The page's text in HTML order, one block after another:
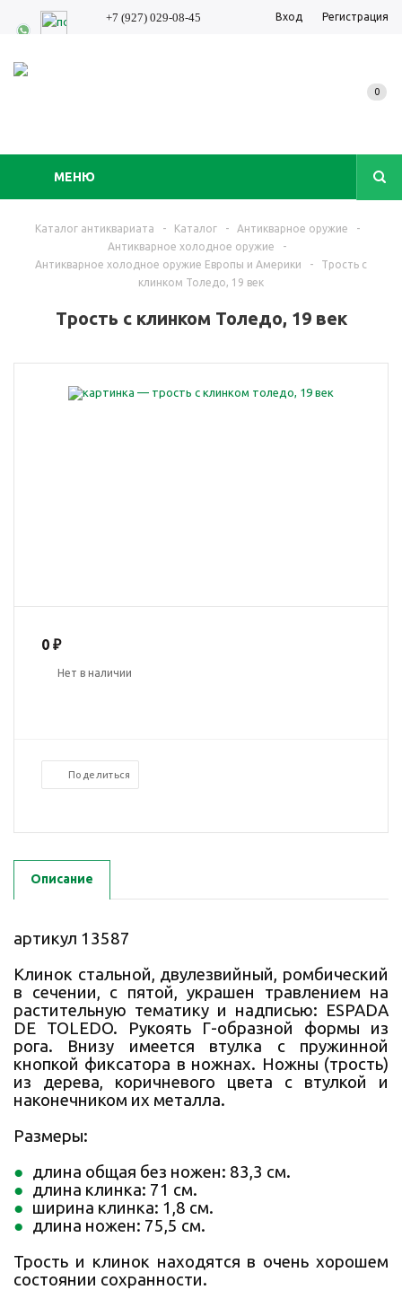
+7 (927) 029-08-45 Вход Регистрация
МЕНЮ
0
Каталог антиквариата - Каталог - Антикварное оружие
-
Антикварное холодное оружие
-
Антикварное холодное оружие Европы и Америки
-
Трость с
клинком Толедо, 19 век
Трость с клинком Толедо, 19 век
0 ₽
Нет в наличии
Поделиться
Описание
артикул 13587
Клинок стальной, двулезвийный, ромбический
в сечении, с пятой, украшен травлением на
растительную тематику и надписью: ESPADA
DE TOLEDO. Рукоять Г-образной формы из
рога. Внизу имеется втулка с пружинной
кнопкой фиксатора в ножнах. Ножны (трость)
из дерева, коричневого цвета с втулкой и
наконечником их металла.
Размеры:
длина общая без ножен: 83,3 см.
длина клинка: 71 см.
ширина клинка: 1,8 см.
длина ножен: 75,5 см.
Трость и клинок находятся в очень хорошем
состоянии сохранности.